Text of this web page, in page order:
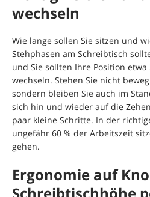
wechseln
Wie lange sollen Sie sitzen und
Stehphasen am Schreibtisch
und Sie sollten Ihre Position
wechseln. Stehen Sie nicht
sondern bleiben Sie auch im
sich hin und wieder auf die
paar kleine Schritte. In der
ungefähr 60 % der Arbeitszeit
gehen.
Ergonomie auf